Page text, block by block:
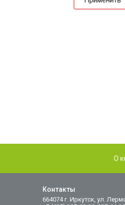
О
Контакты
664074 г. Иркутск, ул.